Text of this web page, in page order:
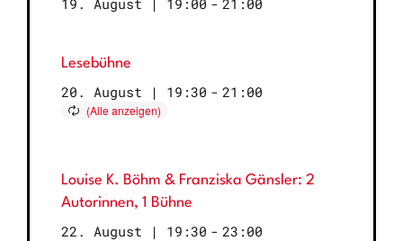
19. August | 19:00 - 21:00
Lesebühne
20. August | 19:30 - 21:00
Louise K. Böhm & Franziska Gänsler: 2
Autorinnen, 1 Bühne
22. August | 19:30 - 23:00